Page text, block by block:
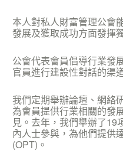
本人對私人財富管理公會
發展及獲取成功方面發揮
公會代表會員倡導行業發
官員進行建設性對話的渠
我們定期舉辦論壇、網絡
為會員提供行業相關的發
見。去年，我們舉辦了19
內人士參與，為他們提供
(OPT)。